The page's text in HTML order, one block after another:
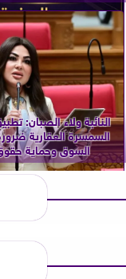
النائبة ولاء الصبان:
السمسرة العقارية
السوق وحماية